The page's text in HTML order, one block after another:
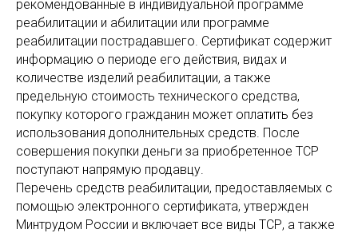
рекомендованные в индивидуальной программе
реабилитации и абилитации или программе
реабилитации пострадавшего. Сертификат содержит
информацию о периоде его действия, видах и
количестве изделий реабилитации, а также
предельную стоимость технического средства,
покупку которого гражданин может оплатить без
использования дополнительных средств. После
совершения покупки деньги за приобретенное ТСР
поступают напрямую продавцу.
Перечень средств реабилитации, предоставляемых с
помощью электронного сертификата, утвержден
Минтрудом России и включает все виды ТСР, а также